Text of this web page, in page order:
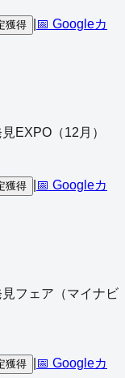
獲得
📅 Googleカ
EXPO（12月）
獲得
📅 Googleカ
フェア（マイナビ
獲得
📅 Googleカ